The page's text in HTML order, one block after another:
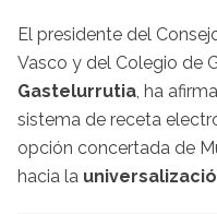
El presidente del
Vasco y del Colegio de
Gastelurrutia, ha
sistema de receta
opción concertada de
hacia la